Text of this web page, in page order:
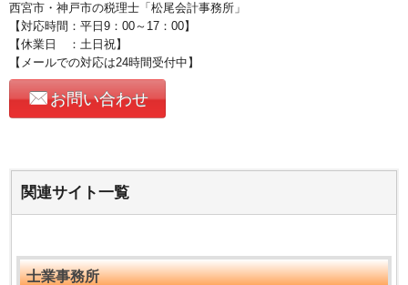
西宮市・神戸市の税理士「松尾会計事務所」
【対応時間：平日9：00～17：00】
【休業日 ：土日祝】
【メールでの対応は24時間受付中】
お問い合わせ
関連サイト一覧
士業事務所